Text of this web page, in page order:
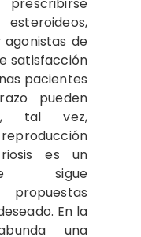
de
satisfacción
pacientes
pueden
tal vez,
es un
sigue
En la
una